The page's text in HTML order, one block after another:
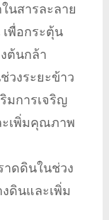
นสารละลาย
พื่อกระตุ้น
ต้นกล้า
วงระยะข้าว
มการเจริญ
ะเพิ่มคุณภาพ
ดดินในช่วง
งดินและเพิ่ม